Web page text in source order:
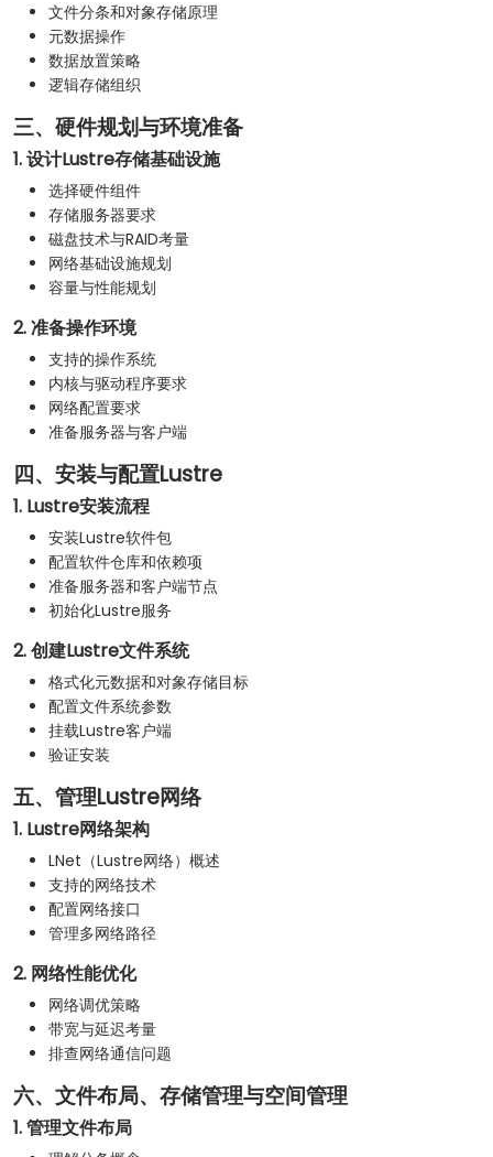
文件分条和对象存储原理
元数据操作
数据放置策略
逻辑存储组织
三、硬件规划与环境准备
1. 设计Lustre存储基础设施
选择硬件组件
存储服务器要求
磁盘技术与RAID考量
网络基础设施规划
容量与性能规划
2. 准备操作环境
支持的操作系统
内核与驱动程序要求
网络配置要求
准备服务器与客户端
四、安装与配置Lustre
1. Lustre安装流程
安装Lustre软件包
配置软件仓库和依赖项
准备服务器和客户端节点
初始化Lustre服务
2. 创建Lustre文件系统
格式化元数据和对象存储目标
配置文件系统参数
挂载Lustre客户端
验证安装
五、管理Lustre网络
1. Lustre网络架构
LNet（Lustre网络）概述
支持的网络技术
配置网络接口
管理多网络路径
2. 网络性能优化
网络调优策略
带宽与延迟考量
排查网络通信问题
六、文件布局、存储管理与空间管理
1. 管理文件布局